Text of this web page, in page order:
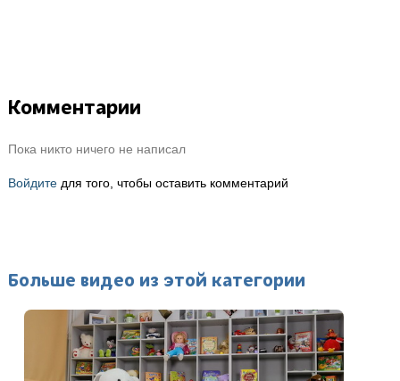
Комментарии
Пока никто ничего не написал
Войдитедля того, чтобы оставить комментарий
Больше видео из этой категории